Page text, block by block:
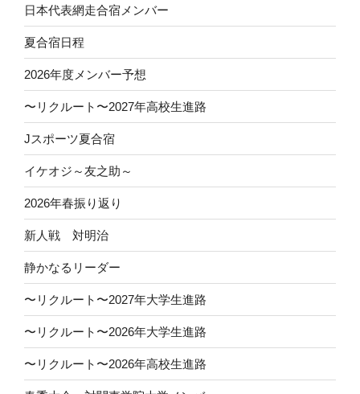
日本代表網走合宿メンバー
夏合宿日程
2026年度メンバー予想
〜リクルート〜2027年高校生進路
Jスポーツ夏合宿
イケオジ～友之助～
2026年春振り返り
新人戦 対明治
静かなるリーダー
〜リクルート〜2027年大学生進路
〜リクルート〜2026年大学生進路
〜リクルート〜2026年高校生進路